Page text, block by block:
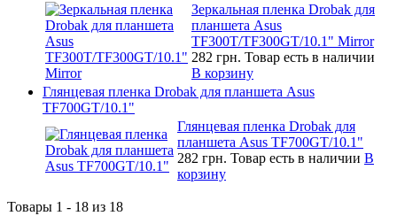
Зеркальная пленка Drobak для
планшета Asus
TF300T/TF300GT/10.1" Mirror
282 грн. Товар есть в наличии
В корзину
Глянцевая пленка Drobak для планшета Asus
TF700GT/10.1"
Глянцевая пленка Drobak для
планшета Asus TF700GT/10.1"
282 грн. Товар есть в наличии В
корзину
Товары 1 - 18 из 18